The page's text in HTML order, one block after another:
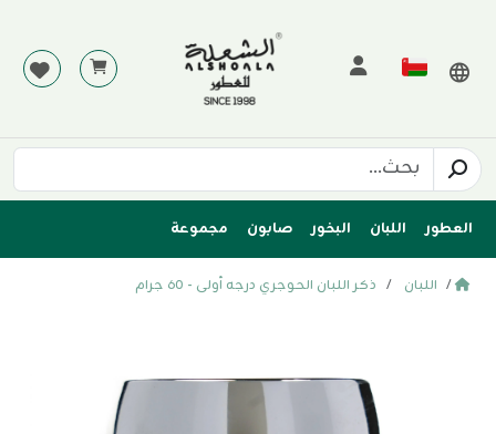
العطور اللبان البخور صابون مجموعة
اللبان ذكر اللبان الحوجري درجه أولى - ٦٠ جرام